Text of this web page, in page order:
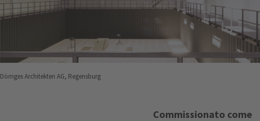
Dömges Architekten AG, Regensburg
Commissionato come